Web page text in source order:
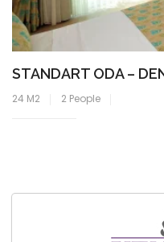
STANDART ODA –
24 M2 2 People